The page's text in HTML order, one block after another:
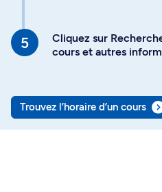
Cliquez sur
cours et autres
Trouvez l’horaire d’un cours